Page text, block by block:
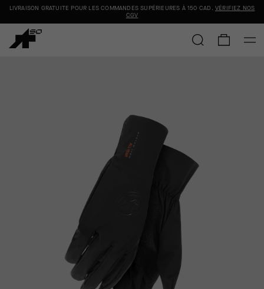
LIVRAISON GRATUITE POUR LES COMMANDES SUPÉRIEURES À 150 CAD . VÉRIFIEZ NOS
CGV